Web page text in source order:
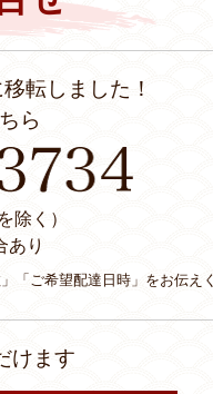
転しました！
ら
除く）
あり
「ご希望配達日時」をお伝え
けます